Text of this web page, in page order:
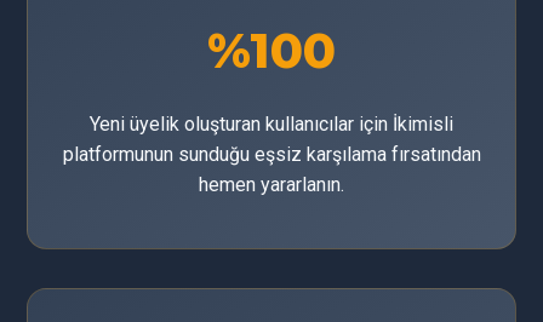
%100
Yeni üyelik oluşturan kullanıcılar için İkimisli
platformunun sunduğu eşsiz karşılama fırsatından
hemen yararlanın.